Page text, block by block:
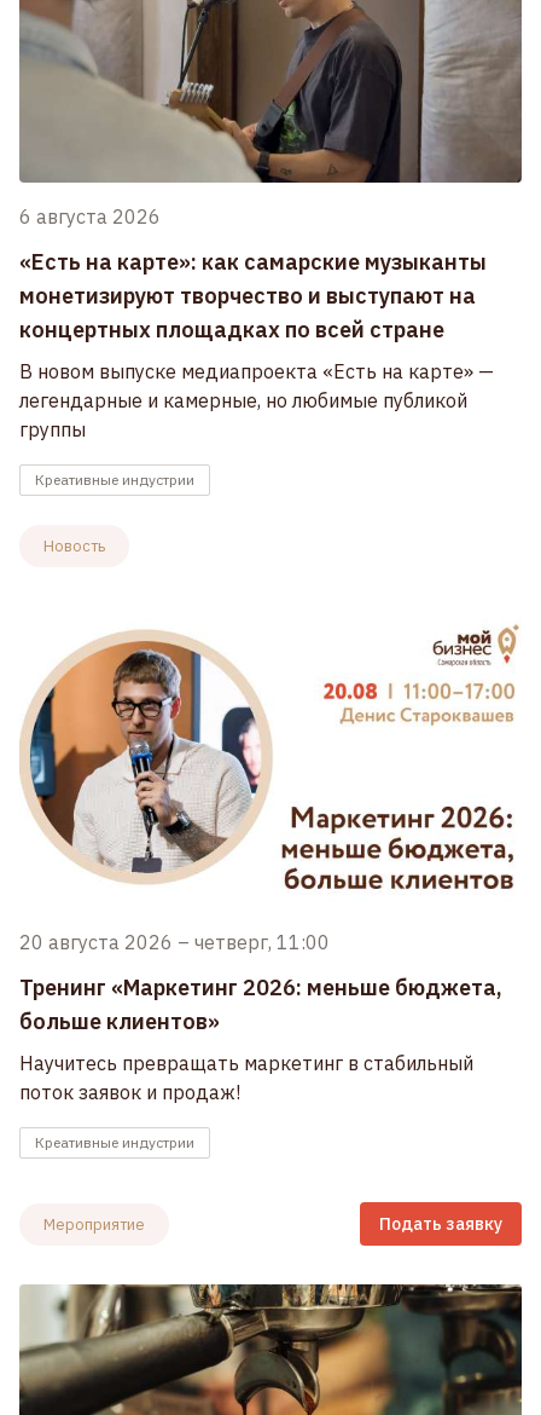
6 августа 2026
«Есть на карте»: как самарские музыканты
монетизируют творчество и выступают на
концертных площадках по всей стране
В новом выпуске медиапроекта «Есть на карте» —
легендарные и камерные, но любимые публикой
группы
Креативные индустрии
Новость
20 августа 2026 – четверг, 11:00
Тренинг «Маркетинг 2026: меньше бюджета,
больше клиентов»
Научитесь превращать маркетинг в стабильный
поток заявок и продаж!
Креативные индустрии
Мероприятие Подать заявку